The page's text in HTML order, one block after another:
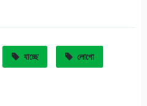
যাচ্ছে লোগো